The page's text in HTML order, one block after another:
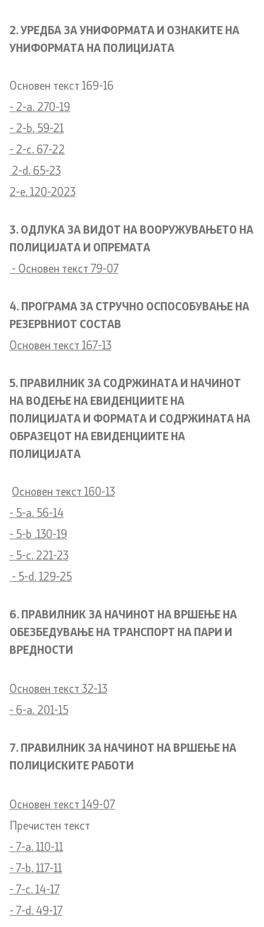
2. УРЕДБА ЗА УНИФОРМАТА И ОЗНАКИТЕ НА
УНИФОРМАТА НА ПОЛИЦИЈАТА
Основен текст 169-16
- 2-a. 270-19
- 2-b. 59-21
- 2-c. 67-22
2-d. 65-23
2-e. 120-2023
3. ОДЛУКА ЗА ВИДОТ НА ВООРУЖУВАЊЕТО НА
ПОЛИЦИЈАТА И ОПРЕМАТА
- Основен текст 79-07
4. ПРОГРАМА ЗА СТРУЧНО ОСПОСОБУВАЊЕ НА
РЕЗЕРВНИОТ СОСТАВ
Основен текст 167-13
5. ПРАВИЛНИК ЗА СОДРЖИНАТА И НАЧИНОТ
НА ВОДЕЊЕ НА ЕВИДЕНЦИИТЕ НА
ПОЛИЦИЈАТА И ФОРМАТА И СОДРЖИНАТА НА
ОБРАЗЕЦОТ НА ЕВИДЕНЦИИТЕ НА
ПОЛИЦИЈАТА
Основен текст 160-13
- 5-a. 56-14
- 5-b .130-19
- 5-c. 221-23
- 5-d. 129-25
6. ПРАВИЛНИК ЗА НАЧИНОТ НА ВРШЕЊЕ НА
ОБЕЗБЕДУВАЊЕ НА ТРАНСПОРТ НА ПАРИ И
ВРЕДНОСТИ
Основен текст 32-13
- 6-а. 201-15
7. ПРАВИЛНИК ЗА НАЧИНОТ НА ВРШЕЊЕ НА
ПОЛИЦИСКИТЕ РАБОТИ
Основен текст 149-07
Пречистен текст
- 7-a. 110-11
- 7-b. 117-11
- 7-c. 14-17
- 7-d. 49-17